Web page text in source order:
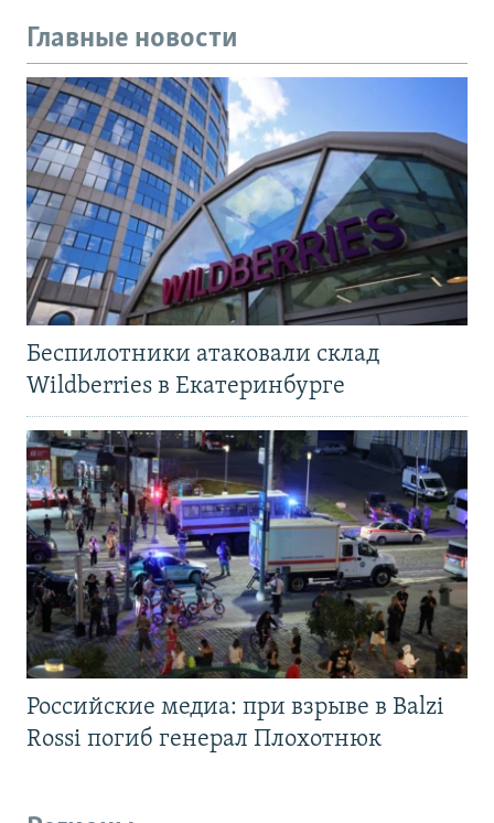
Главные новости
Беспилотники атаковали склад
Wildberries в Екатеринбурге
Российские медиа: при взрыве в Balzi
Rossi погиб генерал Плохотнюк